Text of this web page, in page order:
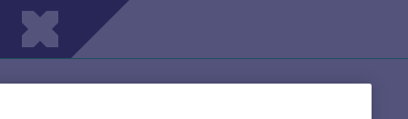
Pasar al contenido principal